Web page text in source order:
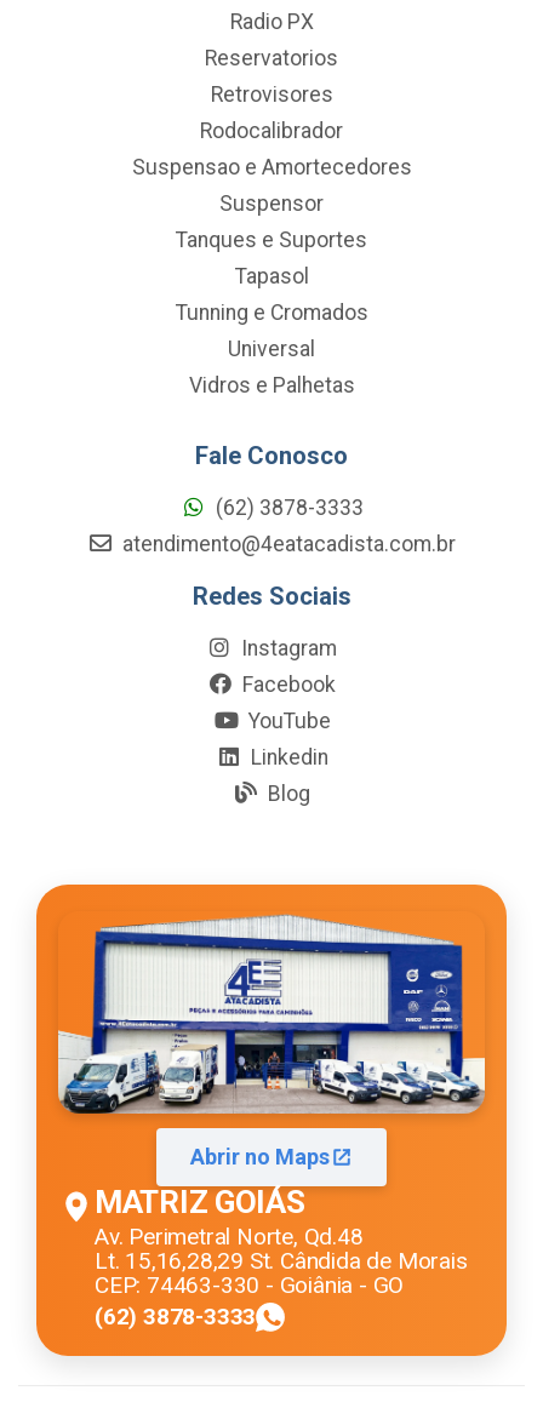
Radio PX
Reservatorios
Retrovisores
Rodocalibrador
Suspensao e Amortecedores
Suspensor
Tanques e Suportes
Tapasol
Tunning e Cromados
Universal
Vidros e Palhetas
Fale Conosco
(62) 3878-3333
atendimento@4eatacadista.com.br
Redes Sociais
Instagram
Facebook
YouTube
Linkedin
Blog
Abrir no Maps
MATRIZ GOIÁS
Av. Perimetral Norte, Qd.48
Lt. 15,16,28,29 St. Cândida de Morais
CEP: 74463-330 - Goiânia - GO
(62) 3878-3333